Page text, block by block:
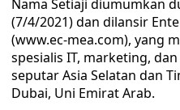
Nama Setiaji diumumkan
(7/4/2021) dan dilansir
(www.ec-mea.com), yang
spesialis IT, marketing,
seputar Asia Selatan dan
Dubai, Uni Emirat Arab.